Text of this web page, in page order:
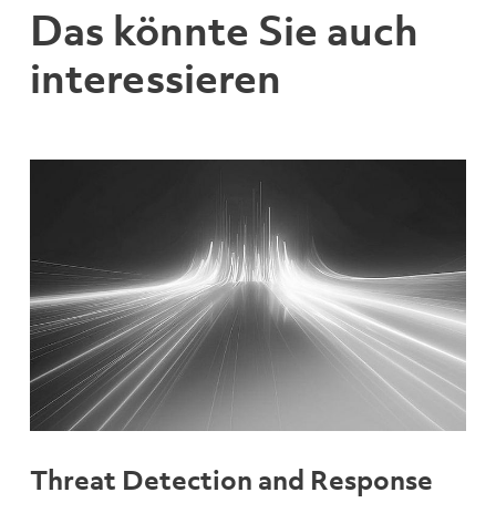
Das könnte Sie auch
interessieren
Threat Detection and Response